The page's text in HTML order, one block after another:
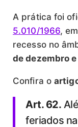
A prática foi
5.010/1966,
recesso no
de dezembro
Confira o
Art. 62.
feriados